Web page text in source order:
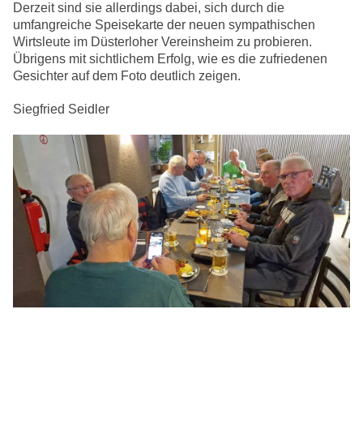
Derzeit sind sie allerdings dabei, sich durch die
umfangreiche Speisekarte der neuen sympathischen
Wirtsleute im Düsterloher Vereinsheim zu probieren.
Übrigens mit sichtlichem Erfolg, wie es die zufriedenen
Gesichter auf dem Foto deutlich zeigen.
Siegfried Seidler